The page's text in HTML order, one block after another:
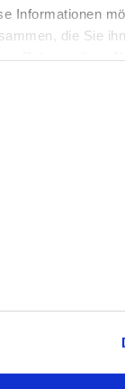
Informationen
die Sie
20 Jahren
haben wir uns
im An- und
dem Jahr 2015
gehören. Der
Kunden